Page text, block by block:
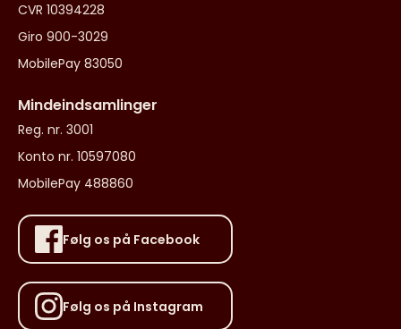
CVR 10394228
Giro 900-3029
MobilePay 83050
Mindeindsamlinger
Reg. nr. 3001
Konto nr. 10597080
MobilePay 488860
Følg os på Facebook
Følg os på Instagram